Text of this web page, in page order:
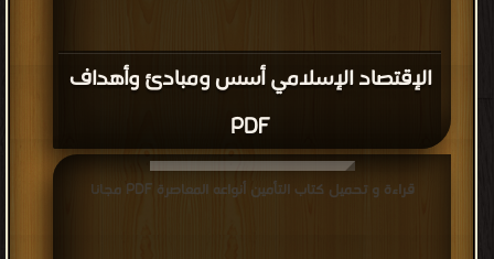
الإقتصاد الإسلامي أسس ومبادئ وأهداف
PDF
قراءة و تحميل كتاب التأمين أنواعه المعاصرة PDF مجانا